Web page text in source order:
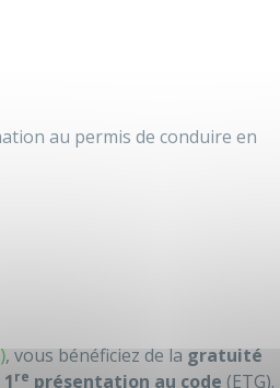
au permis de conduire en
, vous bénéficiez de la gratuité
re présentation au code (ETG).